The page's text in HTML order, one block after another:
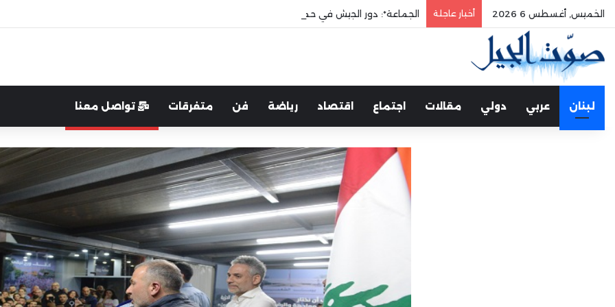
الخميس, أغسطس 6 2026 أخبار عاجلة الجماعة*: دور الجيش في حماية الوطن والدفاع عنه هو الأساس
لبنان عربي دولي مقالات اجتماع اقتصاد رياضة فن متفرقات تواصل معنا